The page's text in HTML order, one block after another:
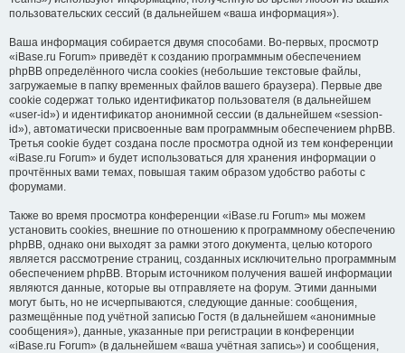
пользовательских сессий (в дальнейшем «ваша информация»).
Ваша информация собирается двумя способами. Во-первых, просмотр
«iBase.ru Forum» приведёт к созданию программным обеспечением
phpBB определённого числа cookies (небольшие текстовые файлы,
загружаемые в папку временных файлов вашего браузера). Первые две
cookie содержат только идентификатор пользователя (в дальнейшем
«user-id») и идентификатор анонимной сессии (в дальнейшем «session-
id»), автоматически присвоенные вам программным обеспечением phpBB.
Третья cookie будет создана после просмотра одной из тем конференции
«iBase.ru Forum» и будет использоваться для хранения информации о
прочтённых вами темах, повышая таким образом удобство работы с
форумами.
Также во время просмотра конференции «iBase.ru Forum» мы можем
установить cookies, внешние по отношению к программному обеспечению
phpBB, однако они выходят за рамки этого документа, целью которого
является рассмотрение страниц, созданных исключительно программным
обеспечением phpBB. Вторым источником получения вашей информации
являются данные, которые вы отправляете на форум. Этими данными
могут быть, но не исчерпываются, следующие данные: сообщения,
размещённые под учётной записью Гостя (в дальнейшем «анонимные
сообщения»), данные, указанные при регистрации в конференции
«iBase.ru Forum» (в дальнейшем «ваша учётная запись») и сообщения,